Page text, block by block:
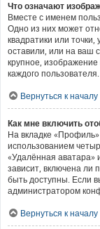
Что означают
Вместе с именем
Одно из них может
квадратики или
оставили, или на ваш
крупное, изображение
каждого пользователя.
Вернуться к началу
Как мне включить
На вкладке
использованием
«Удалённая аватара»
зависит, включена ли
быть доступны. Если
администратором
Вернуться к началу